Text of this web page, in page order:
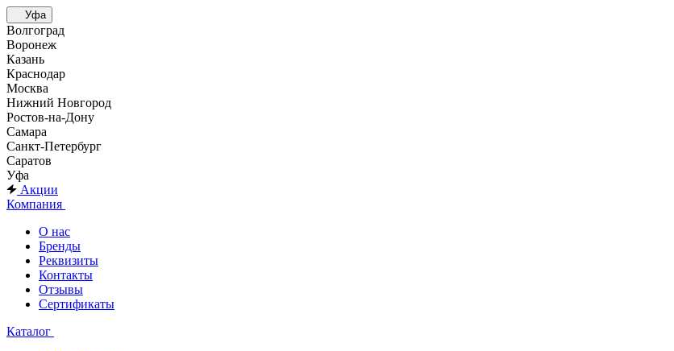
Уфа
Волгоград
Воронеж
Казань
Краснодар
Москва
Нижний Новгород
Ростов-на-Дону
Самара
Санкт-Петербург
Саратов
Уфа
Акции
Компания
О нас
Бренды
Реквизиты
Контакты
Отзывы
Сертификаты
Каталог